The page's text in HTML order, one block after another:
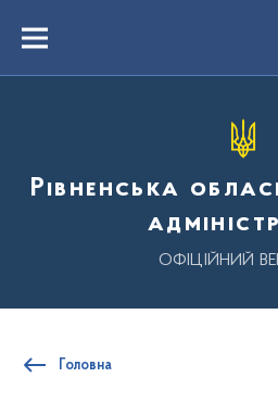
вмістуMenu
Рівненська
ОФІЦІЙНИЙ
Головна